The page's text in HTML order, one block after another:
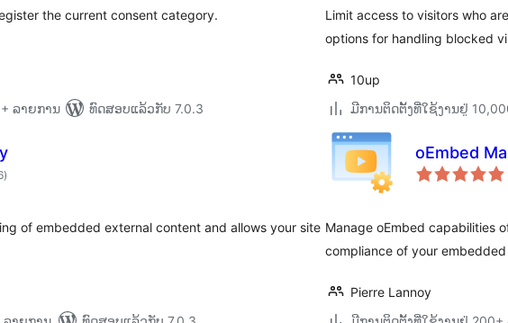
the current consent category.
ລາຍການ
ທົດສອບແລ້ວກັບ 7.0.3
Limit access to visitors who
options for handling blocked
10up
ມີການຕິດຕັ້ງທີ່ໃຊ້ງານຢູ່
ຄະແນນ
ທັງໝົດ
)
of embedded external content and allows your site
oEmbed
Manage oEmbed capabilities
compliance of your
Pierre Lannoy